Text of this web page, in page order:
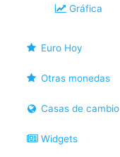
Gráfica
Euro Hoy
Otras monedas
Casas de cambio
Widgets